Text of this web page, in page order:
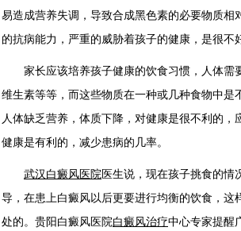
易造成营养失调，导致合成黑色素的必要物质
的抗病能力，严重的威胁着孩子的健康，是很不
家长应该培养孩子健康的饮食习惯，人体需
维生素等等，而这些物质在一种或几种食物中
人体缺乏营养，体质下降，对健康是很不利的
健康是有利的，减少患病的几率。
武汉白癜风医院 医生说，现在孩子挑食的情
导，在患上白癜风以后更要进行均衡的饮食，
处的。贵阳白癜风医院白癜风治疗中心专家提醒